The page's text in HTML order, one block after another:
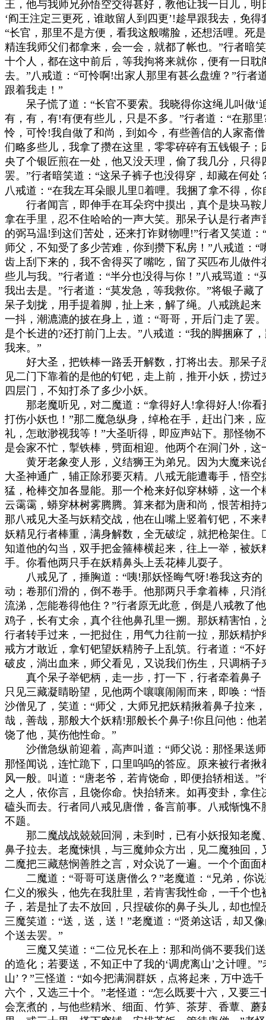
王，他与我师兄孙悟空交得甚好，教他让我一日儿，明
‘阎王注定三更死，谁敢留人到四更’!趁早跟我去，免
“长官，那里不是方便，看我这般嘴脸，还想活哩。死
精连我师父们都拿来，会一会，就都了帐也。”行者暗
十个人，都在这中前后，等我拘将来就你，便有一日
去。”八戒道：“可怜啊!出家人那里有甚么盘缠？”行者
跟着我走！”
呆子慌了道：“长官不要索。我晓得你这绳儿叫做‘
有，有，有!有便有些儿，只是不多。”行者道：“在那
怜，可怜!我自做了和尚，到如今，有些善信的人家斋
们略多些儿，我拿了攒在这里，零零碎碎有五钱银子
央了个银匠煎在一处，他又没天理，偷了我几分，只
罢。”行者暗笑道：“这呆子裤子也没得穿，却藏在何处
八戒道：“在我左耳朵眼儿里着哩。我捆了拿不得，你
行者闻言，即伸手在耳朵窍中摸出，真个是块马鞍
拿在手里，忍不住哈哈的一声大笑。那呆子认是行者声
的弼马温!到这们苦处，还来打诈财物哩!”行者又笑道
师父，不知受了多少苦难，你到攒下私房！”八戒道：“
齿上刮下来的，我不舍得买了嘴吃，留了买匹布儿做
些儿与我。”行者道：“半分也没得与你！”八戒骂道：“
我出去是。”行者道：“莫发急，等我救你。”将银子藏
呆子划拢，用手提着脚，扯上来，解了绳。八戒跳起
一抖，潮漉漉的披在身上，道：“哥哥，开后门走了罢
是个长进的?还打前门上去。”八戒道：“我的脚捆麻了
我来。”
好大圣，把铁棒一路丢开解数，打将出去。那呆子
见二门下靠着的是他的钉钯，走上前，推开小妖，捞
四层门，不知打杀了多少小妖。
那老魔听见，对二魔道：“拿得好人!拿得好人!你看
打伤小妖也！”那二魔急纵身，绰枪在手，赶出门来，
礼，怎敢渺视我等！”大圣听得，即应声站下。那怪物
是会家不忙，掣铁棒，劈面相迎。他两个在洞门外，这
黄牙老象变人形，义结狮王为弟兄。因为大魔来说
大圣神通广，辅正除邪要灭精。八戒无能遭毒手，悟
猛，枪棒交加各显能。那一个枪来好似穿林蟒，这一
云霭霭，蟒穿林树雾腾腾。算来都为唐和尚，恨苦相持
那八戒见大圣与妖精交战，他在山嘴上竖着钉钯，不
妖精见行者棒重，满身解数，全无破绽，就把枪架住
知道他的勾当，双手把金箍棒横起来，往上一举，被
手。你看他两只手在妖精鼻头上丢花棒儿耍子。
八戒见了，捶胸道：“咦!那妖怪晦气呀!卷我这夯的
动；卷那们滑的，倒不卷手。他那两只手拿着棒，只
流涕，怎能卷得他住？”行者原无此意，倒是八戒教了
鸡子，长有丈余，真个往他鼻孔里一搠。那妖精害怕
行者转手过来，一把挝住，用气力往前一拉，那妖精
戒方才敢近，拿钉钯望妖精胯子上乱筑。行者道：“不
破皮，淌出血来，师父看见，又说我们伤生，只调柄子
真个呆子举钯柄，走一步，打一下，行者牵着鼻子
只见三藏凝睛盼望，见他两个嚷嚷闹闹而来，即唤：“
沙僧见了，笑道：“师父，大师兄把妖精揪着鼻子拉来
哉，善哉，那般大个妖精!那般长个鼻子!你且问他：他
饶了他，莫伤他性命。”
沙僧急纵前迎着，高声叫道：“师父说：那怪果送师
那怪闻说，连忙跪下，口里呜呜的答应。原来被行者
风一般。叫道：“唐老爷，若肯饶命，即便抬轿相送。”
之人，依你言，且饶你命。快抬轿来。如再变卦，拿住
磕头而去。行者同八戒见唐僧，备言前事。八戒惭愧
不题。
那二魔战战兢兢回洞，未到时，已有小妖报知老魔
鼻子拉去。老魔悚惧，与三魔帅众方出，见二魔独回
二魔把三藏慈悯善胜之言，对众说了一遍。一个个面面
二魔道：“哥哥可送唐僧么？”老魔道：“兄弟，你
仁义的猴头，他先在我肚里，若肯害我性命，一千个
子，若是扯了去不放回，只捏破你的鼻子头儿，却也惶
三魔笑道：“送，送，送！”老魔道：“贤弟这话，却又
个送去罢。”
三魔又笑道：“二位兄长在上：那和尚倘不要我们
的造化；若要送，不知正中了我的‘调虎离山’之计哩。
山’？”三怪道：“如今把满洞群妖，点将起来，万中选
六个，又选三十个。”老怪道：“怎么既要十六，又要三
会烹煮的，与他些精米、细面、竹笋、茶芽、香蕈、